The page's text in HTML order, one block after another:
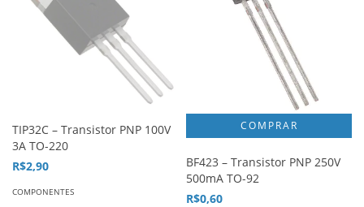
TIP32C – Transistor PNP 100V
3A TO-220
R$2,90
COMPONENTES
BF423 – Transistor PNP 250V
500mA TO-92
R$0,60